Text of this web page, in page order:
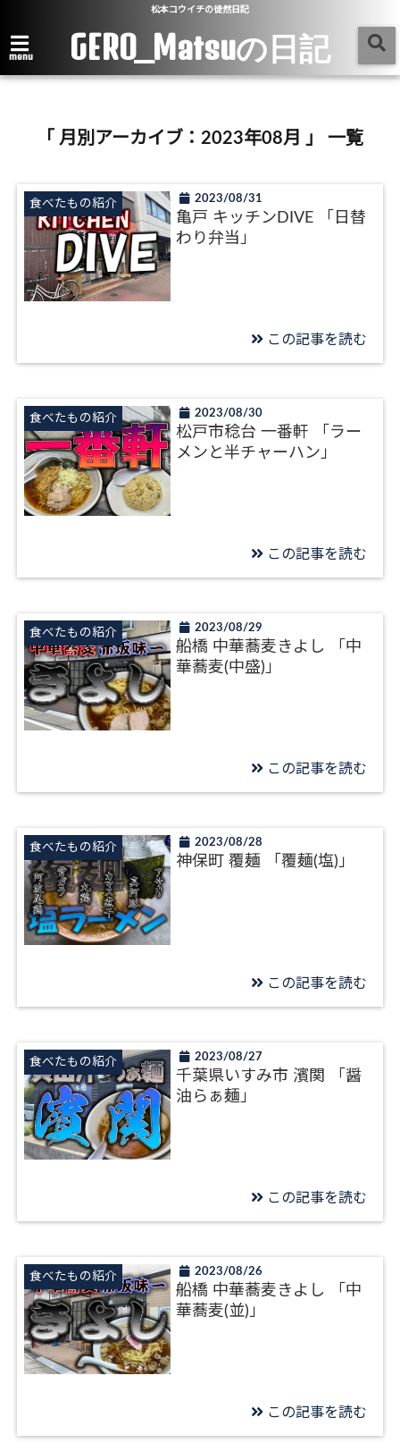
松本コウイチの徒然日記
menu GERO_Matsuの日記
「 月別アーカイブ：2023年08月 」 一覧
食べたもの紹介 2023/08/31
亀戸 キッチンDIVE 「日替
わり弁当」
この記事を読む
食べたもの紹介 2023/08/30
松戸市稔台 一番軒 「ラー
メンと半チャーハン」
この記事を読む
食べたもの紹介 2023/08/29
船橋 中華蕎麦きよし 「中
華蕎麦(中盛)」
この記事を読む
食べたもの紹介 2023/08/28
神保町 覆麺 「覆麺(塩)」
この記事を読む
食べたもの紹介 2023/08/27
千葉県いすみ市 濱関 「醤
油らぁ麺」
この記事を読む
食べたもの紹介 2023/08/26
船橋 中華蕎麦きよし 「中
華蕎麦(並)」
この記事を読む